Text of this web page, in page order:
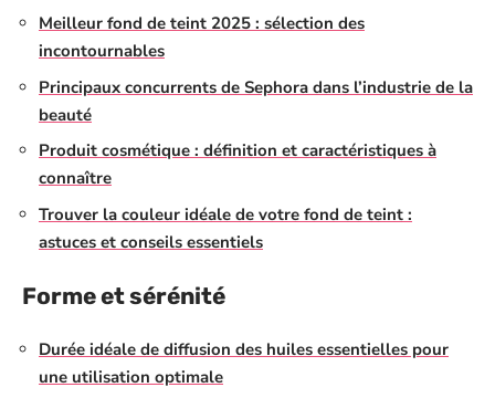
Meilleur fond de teint 2025 : sélection des
incontournables
Principaux concurrents de Sephora dans l’industrie de la
beauté
Produit cosmétique : définition et caractéristiques à
connaître
Trouver la couleur idéale de votre fond de teint :
astuces et conseils essentiels
Forme et sérénité
Durée idéale de diffusion des huiles essentielles pour
une utilisation optimale